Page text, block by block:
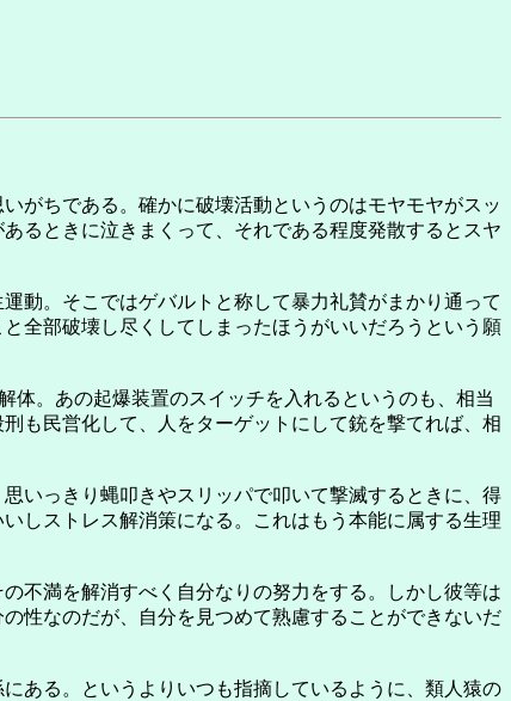
がちである。確かに破壊活動というのはモヤモヤがスッ
るときに泣きまくって、それである程度発散するとスヤ
動。そこではゲバルトと称して暴力礼賛がまかり通って
全部破壊し尽くしてしまったほうがいいだろうという願
体。あの起爆装置のスイッチを入れるというのも、相当
も民営化して、人をターゲットにして銃を撃てれば、相
いっきり蝿叩きやスリッパで叩いて撃滅するときに、得
しストレス解消策になる。これはもう本能に属する生理
不満を解消すべく自分なりの努力をする。しかし彼等は
性なのだが、自分を見つめて熟慮することができないだ
ある。というよりいつも指摘しているように、類人猿の